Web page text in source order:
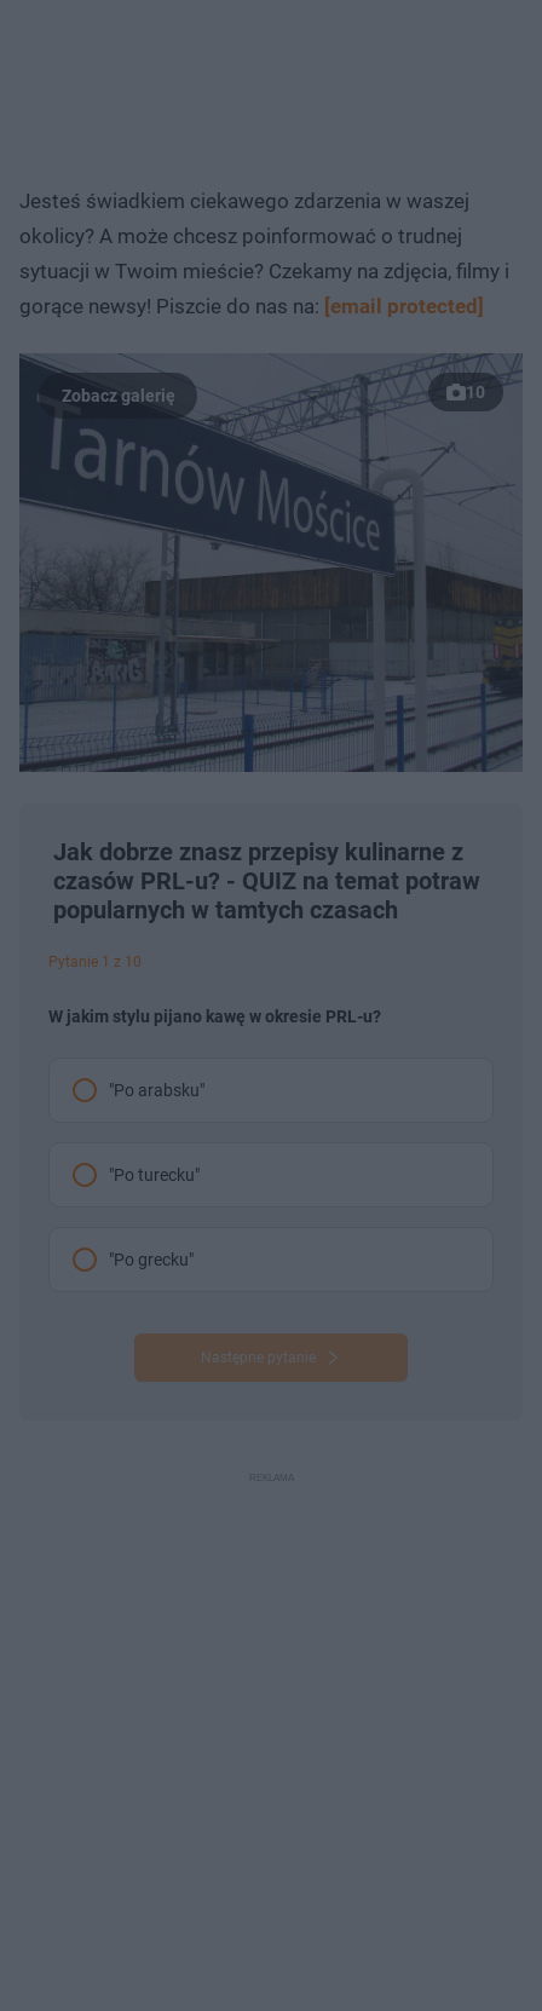
Jesteś świadkiem ciekawego zdarzenia w waszej
okolicy? A może chcesz poinformować o trudnej
sytuacji w Twoim mieście? Czekamy na zdjęcia, filmy i
gorące newsy! Piszcie do nas na: [email protected]
10
Jak dobrze znasz przepisy kulinarne z
czasów PRL-u? - QUIZ na temat potraw
popularnych w tamtych czasach
Pytanie 1 z 10
W jakim stylu pijano kawę w okresie PRL-u?
"Po arabsku"
"Po turecku"
"Po grecku"
Następne pytanie